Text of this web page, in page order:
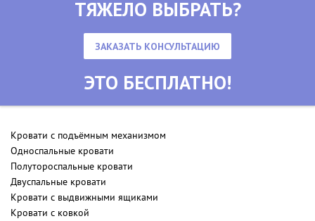
ТЯЖЕЛО ВЫБРАТЬ?
ЗАКАЗАТЬ КОНСУЛЬТАЦИЮ
ЭТО БЕСПЛАТНО!
Кровати с подъёмным механизмом
Односпальные кровати
Полутороспальные кровати
Двуспальные кровати
Кровати с выдвижными ящиками
Кровати с ковкой